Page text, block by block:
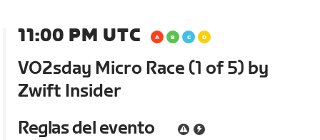
11:00 PM UTC
VO2sday Micro Race (1 of 5) by
Zwift Insider
Reglas del evento